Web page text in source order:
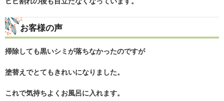
お客様の声
掃除しても黒いシミが落ちなかったのですが
塗替えでとてもきれいになりました。
これで気持ちよくお風呂に入れます。